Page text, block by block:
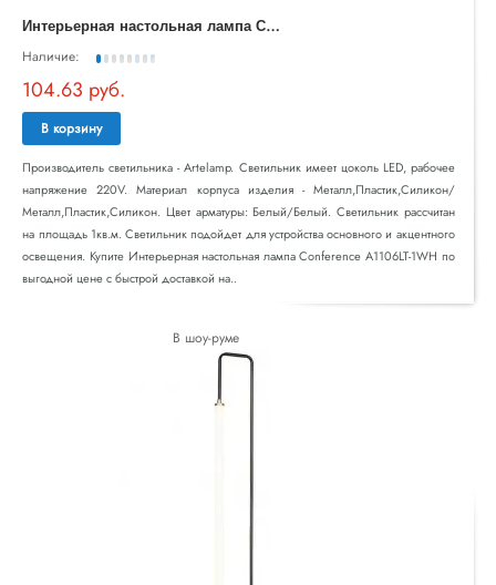
И
нтерьерная настольная лампа Conference A1106LT-1WH
Наличие:
104.63 руб.
В корзину
Производитель светильника - Artelamp. Светильник имеет цоколь LED, рабочее
напряжение 220V. Материал корпуса изделия - Металл,Пластик,Силикон/
Металл,Пластик,Силикон. Цвет арматуры: Белый/Белый. Светильник рассчитан
на площадь 1кв.м. Светильник подойдет для устройства основного и акцентного
освещения. Купите Интерьерная настольная лампа Conference A1106LT-1WH по
выгодной цене с быстрой доставкой на..
В шоу-руме